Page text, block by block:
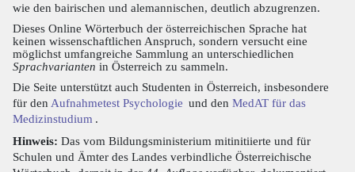
wie den bairischen und alemannischen, deutlich abzugrenzen.
Dieses Online Wörterbuch der österreichischen Sprache hat
keinen wissenschaftlichen Anspruch, sondern versucht eine
möglichst umfangreiche Sammlung an unterschiedlichen
Sprachvarianten in Österreich zu sammeln.
Die Seite unterstützt auch Studenten in Österreich, insbesondere
für den Aufnahmetest Psychologie und den MedAT für das
Medizinstudium .
Hinweis: Das vom Bildungsministerium mitinitiierte und für
Schulen und Ämter des Landes verbindliche Österreichische